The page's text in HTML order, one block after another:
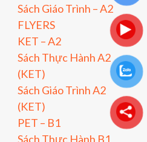
Sách Giáo Trình – A2
FLYERS
KET – A2
Sách Thực Hành A2
(KET)
Sách Giáo Trình A2
(KET)
PET – B1
Sách Thực Hành B1